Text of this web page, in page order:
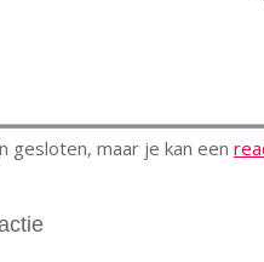
gesloten, maar je kan een